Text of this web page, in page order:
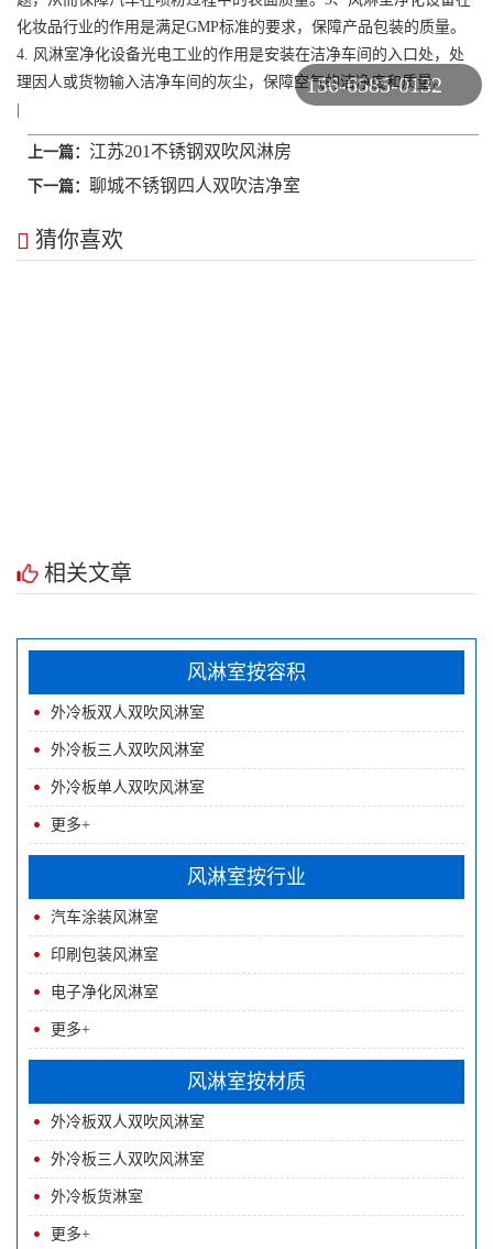
化妆品行业的作用是满足GMP标准的要求，保障产品包装的质量。
4. 风淋室净化设备光电工业的作用是安装在洁净车间的入口处，处
理因人或货物输入洁净车间的灰尘，保障空气的洁净度和质量。
上一篇： 江苏201不锈钢双吹风淋房
下一篇： 聊城不锈钢四人双吹洁净室
猜你喜欢
相关文章
风淋室按容积
外冷板双人双吹风淋室
外冷板三人双吹风淋室
外冷板单人双吹风淋室
更多+
风淋室按行业
汽车涂装风淋室
印刷包装风淋室
电子净化风淋室
更多+
风淋室按材质
外冷板双人双吹风淋室
外冷板三人双吹风淋室
外冷板货淋室
更多+
156-6585-0132